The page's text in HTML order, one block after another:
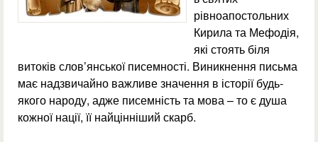
рівноапостольних
Кирила та Мефодія,
які стоять біля
витоків слов’янської писемності. Виникнення письма
має надзвичайно важливе значення в історії будь-
якого народу, адже писемність та мова – то є душа
кожної нації, її найцінніший скарб.